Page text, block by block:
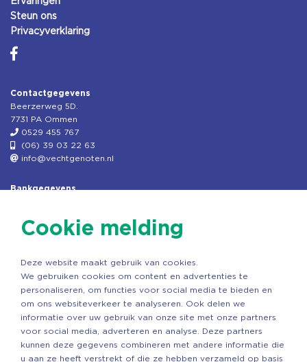
Steun ons
Privacyverklaring
Contactgegevens
Beerzerweg 5D.
7731 PA Ommen
0529 455 767
(06) 39 03 22 63
info@vechtgenoten.nl
Bankgegevens
Rek.nr: NL85RABO0127579230
Copyright ©2026 Vechtgenoten
Cookie melding
Deze website maakt gebruik van cookies.
We gebruiken cookies om content en advertenties te
personaliseren, om functies voor social media te bieden en
om ons websiteverkeer te analyseren. Ook delen we
informatie over uw gebruik van onze site met onze partners
voor social media, adverteren en analyse. Deze partners
kunnen deze gegevens combineren met andere informatie die
u aan ze heeft verstrekt of die ze hebben verzameld op basis